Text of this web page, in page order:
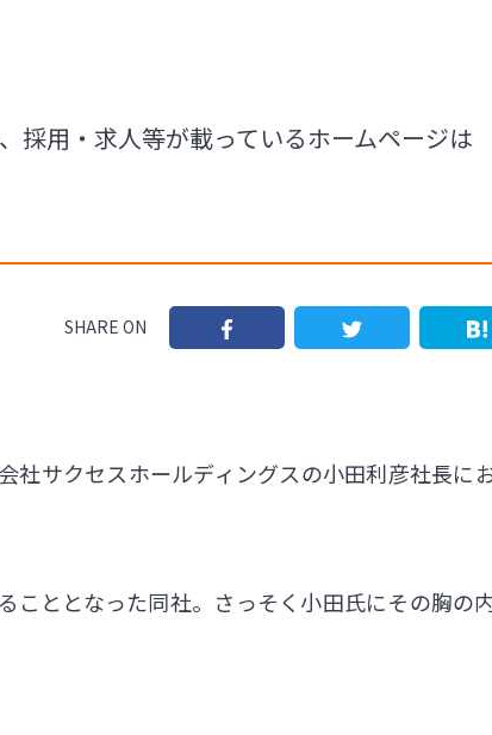
採用・求人等が載っているホームページは
SHARE ON
サクセスホールディングスの小田利彦社長に
こととなった同社。さっそく小田氏にその胸の